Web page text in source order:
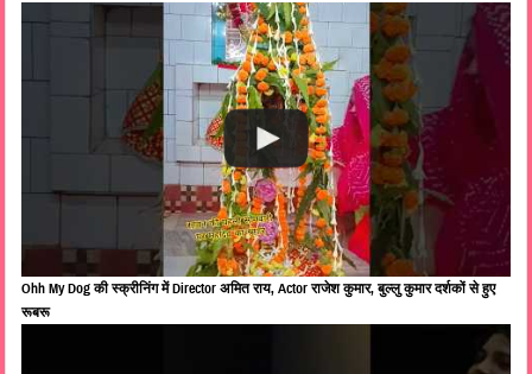
Ohh My Dog की स्क्रीनिंग में Director अमित राय, Actor राजेश कुमार, बुल्लु कुमार दर्शकों से हुए
रूबरू